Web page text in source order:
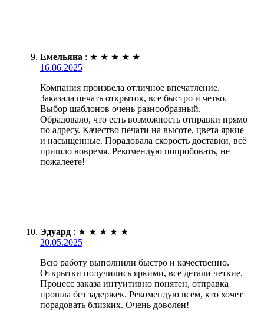
Емельяна : ★ ★ ★ ★ ★
16.06.2025
Компания произвела отличное впечатление.
Заказала печать открыток, все быстро и четко.
Выбор шаблонов очень разнообразный.
Обрадовало, что есть возможность отправки прямо
по адресу. Качество печати на высоте, цвета яркие
и насыщенные. Порадовала скорость доставки, всё
пришло вовремя. Рекомендую попробовать, не
пожалеете!
Эдуард : ★ ★ ★ ★ ★
20.05.2025
Всю работу выполнили быстро и качественно.
Открытки получились яркими, все детали четкие.
Процесс заказа интуитивно понятен, отправка
прошла без задержек. Рекомендую всем, кто хочет
порадовать близких. Очень доволен!